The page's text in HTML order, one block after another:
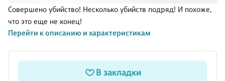
Совершено убийство! Несколько убийств подряд! И похоже,
что это еще не конец!
Перейти к описанию и характеристикам
В закладки